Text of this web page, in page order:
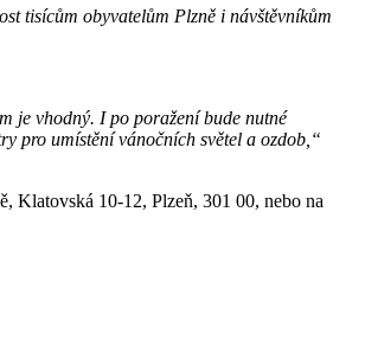
tisícům obyvatelům Plzně i návštěvníkům
je vhodný. I po poražení bude nutné
pro umístění vánočních světel a ozdob,“
Klatovská 10-12, Plzeň, 301 00, nebo na